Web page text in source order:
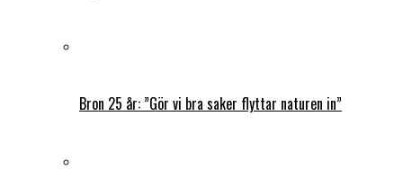
Bron 25 år: ”Gör vi bra saker flyttar naturen in”